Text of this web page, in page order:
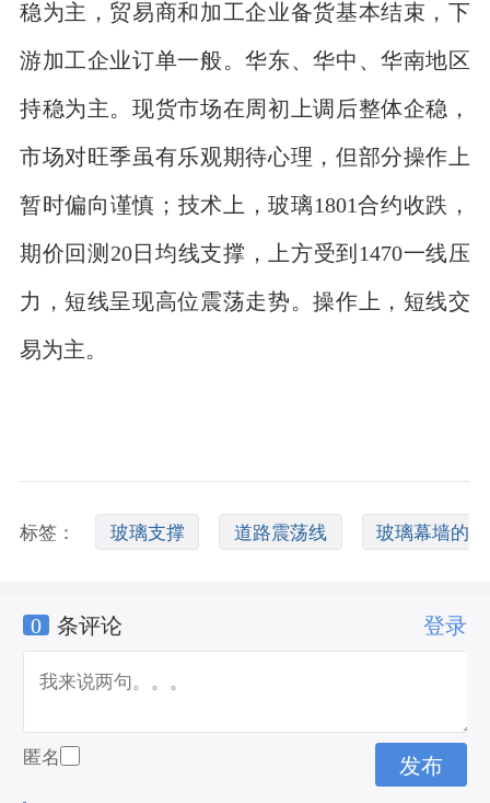
稳为主，贸易商和加工企业备货基本结束，下
游加工企业订单一般。华东、华中、华南地区
持稳为主。现货市场在周初上调后整体企稳，
市场对旺季虽有乐观期待心理，但部分操作上
暂时偏向谨慎；技术上，玻璃1801合约收跌，
期价回测20日均线支撑，上方受到1470一线压
力，短线呈现高位震荡走势。操作上，短线交
易为主。
标签： 玻璃支撑 道路震荡线 玻璃幕墙的
玻璃支撑方式有哪些
0 条评论 登录
匿名